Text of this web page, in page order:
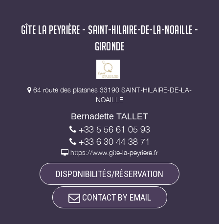
GÎTE LA PEYRIÈRE - SAINT-HILAIRE-DE-LA-NOAILLE -
GIRONDE
64 route des platanes 33190 SAINT-HILAIRE-DE-LA-
NOAILLE
Bernadette TALLET
+33 5 56 61 05 93
+33 6 30 44 38 71
https://www.gite-la-peyriere.fr
DISPONIBILITÉS/RÉSERVATION
CONTACT BY EMAIL